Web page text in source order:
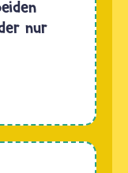
nur